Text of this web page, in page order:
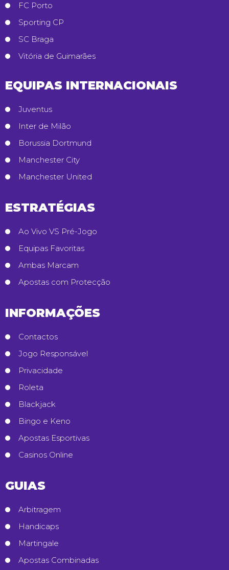
FC Porto
Sporting CP
SC Braga
Vitória de Guimarães
EQUIPAS INTERNACIONAIS
Juventus
Inter de Milão
Borussia Dortmund
Manchester City
Manchester United
ESTRATÉGIAS
Ao Vivo VS Pré-Jogo
Equipas Favoritas
Ambas Marcam
Apostas com Protecção
INFORMAÇÕES
Contactos
Jogo Responsável
Privacidade
Roleta
Blackjack
Bingo e Keno
Apostas Esportivas
Casinos Online
GUIAS
Arbitragem
Handicaps
Martingale
Apostas Combinadas